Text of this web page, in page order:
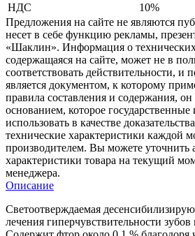
НДС
10%
Предложения на сайте не являются
несет в себе функцию рекламы,
«Шаклин». Информация о технических
содержащаяся на сайте, может не в
соответствовать действительности, и
является документом, к которому
правила составления и содержания, он
основанием, которое
использовать в качестве
технические характеристики каждой
производителем. Вы можете уточнить
характеристики товара на текущий
менеджера.
Описание
Светоотверждаемая
лечения гиперчувствительности